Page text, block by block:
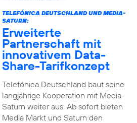
TELEFÓNICA DEUTSCHLAND UND MEDIA-
SATURN:
Erweiterte
Partnerschaft mit
innovativem Data-
Share-Tarifkonzept
Telefónica Deutschland baut seine
langjährige Kooperation mit Media-
Saturn weiter aus: Ab sofort bieten
Media Markt und Saturn den